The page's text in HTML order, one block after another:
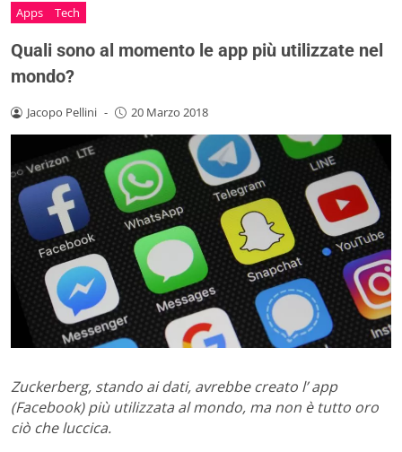
Apps Tech
Quali sono al momento le app più utilizzate nel
mondo?
Jacopo Pellini - 20 Marzo 2018
Zuckerberg, stando ai dati, avrebbe creato l’ app
(Facebook) più utilizzata al mondo, ma non è tutto oro
ciò che luccica.